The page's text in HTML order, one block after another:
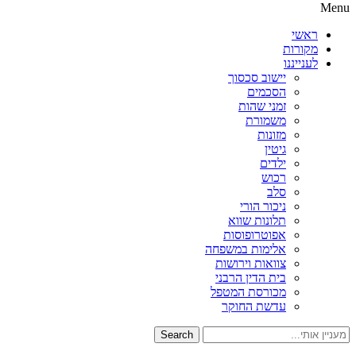
Menu
ראשי
מקורות
לענייננו
יישוב סכסוך
הסכמים
זמני שהות
משמורת
מזונות
גיטין
ילדים
רכוש
סלב
ניכור הורי
תלונות שווא
אפוטרופוסות
אלימות במשפחה
צוואות וירושות
בית הדין הרבני
מכורסת המטפל
עדשת החוקר
Search